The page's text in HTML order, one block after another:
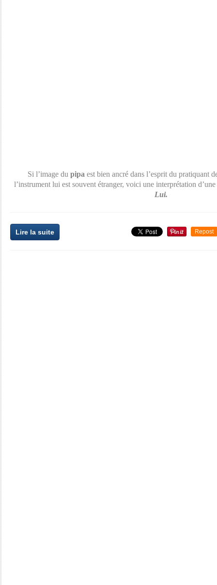
Si l’image du pipa est bien ancré dans l’esprit du pratiquant
l’instrument lui est souvent étranger, voici une interprétation
Lui.
Lire la suite Repost